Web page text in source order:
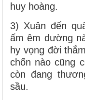
huy hoàng.
3) Xuân đến
ấm êm dường
hy vọng đời
chốn nào cũng
còn đang
sầu.